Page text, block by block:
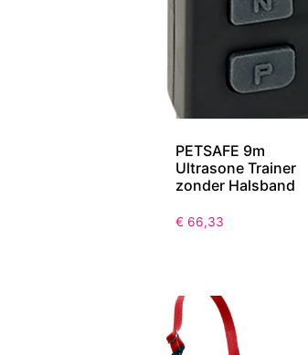
PETSAFE 9m
Ultrasone Trainer
zonder Halsband
€ 66,33